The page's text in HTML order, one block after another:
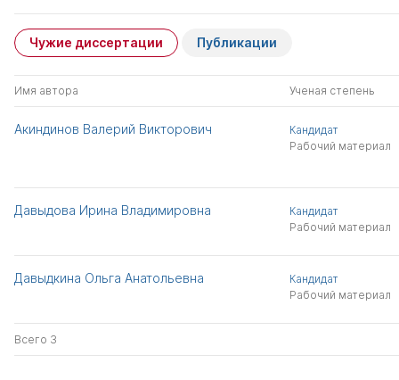
Чужие диссертации Публикации
Имя автора Ученая степень
Акиндинов Валерий Викторович
Кандидат
Рабочий материал
Давыдова Ирина Владимировна
Кандидат
Рабочий материал
Давыдкина Ольга Анатольевна
Кандидат
Рабочий материал
Всего 3